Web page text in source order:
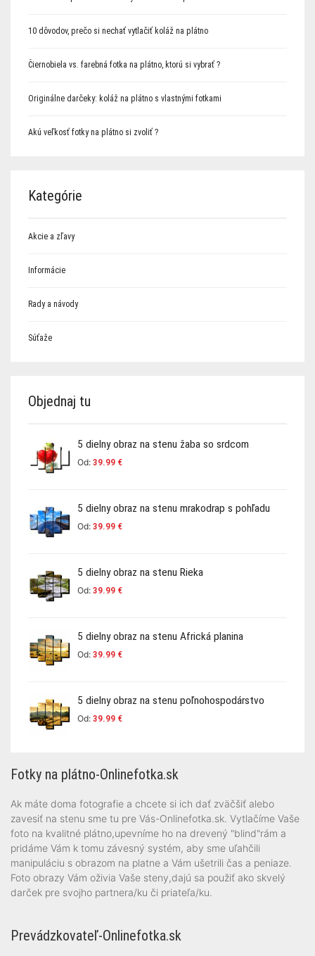
10 dôvodov, prečo si nechať vytlačiť koláž na plátno
Čiernobiela vs. farebná fotka na plátno, ktorú si vybrať ?
Originálne darčeky: koláž na plátno s vlastnými fotkami
Akú veľkosť fotky na plátno si zvoliť ?
Kategórie
Akcie a zľavy
Informácie
Rady a návody
Súťaže
Objednaj tu
5 dielny obraz na stenu žaba so srdcom
Od: 39.99 €
5 dielny obraz na stenu mrakodrap s pohľadu
Od: 39.99 €
5 dielny obraz na stenu Rieka
Od: 39.99 €
5 dielny obraz na stenu Africká planina
Od: 39.99 €
5 dielny obraz na stenu poľnohospodárstvo
Od: 39.99 €
Fotky na plátno-Onlinefotka.sk
Ak máte doma fotografie a chcete si ich dať zväčšiť alebo
zavesiť na stenu sme tu pre Vás-Onlinefotka.sk. Vytlačíme Vaše
foto na kvalitné plátno,upevníme ho na drevený "blind"rám a
pridáme Vám k tomu závesný systém, aby sme uľahčili
manipuláciu s obrazom na platne a Vám ušetrili čas a peniaze.
Foto obrazy Vám oživia Vaše steny,dajú sa použiť ako skvelý
darček pre svojho partnera/ku či priateľa/ku.
Prevádzkovateľ-Onlinefotka.sk